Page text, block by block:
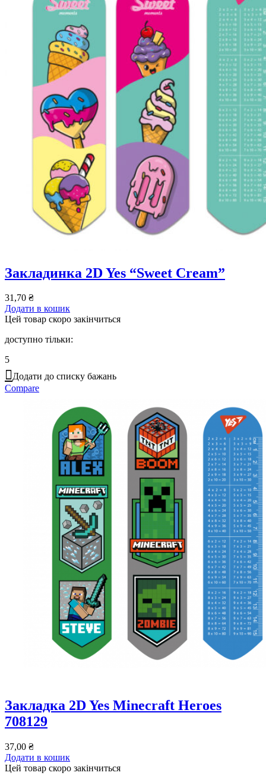
Закладинка 2D Yes “Sweet Cream”
31,70 ₴
Додати в кошик
Цей товар скоро закінчиться
доступно тільки:
5
Додати до списку бажань
Compare
Закладка 2D Yes Minecraft Heroes
708129
37,00 ₴
Додати в кошик
Цей товар скоро закінчиться